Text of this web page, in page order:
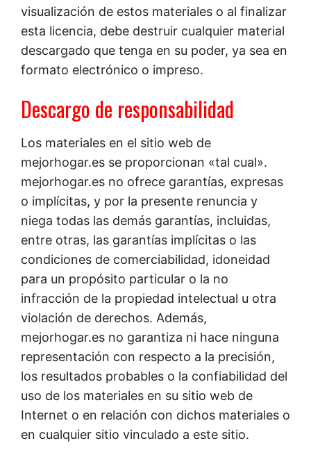
visualización de estos materiales o al finalizar
esta licencia, debe destruir cualquier material
descargado que tenga en su poder, ya sea en
formato electrónico o impreso.
Descargo de responsabilidad
Los materiales en el sitio web de
mejorhogar.es se proporcionan «tal cual».
mejorhogar.es no ofrece garantías, expresas
o implícitas, y por la presente renuncia y
niega todas las demás garantías, incluidas,
entre otras, las garantías implícitas o las
condiciones de comerciabilidad, idoneidad
para un propósito particular o la no
infracción de la propiedad intelectual u otra
violación de derechos. Además,
mejorhogar.es no garantiza ni hace ninguna
representación con respecto a la precisión,
los resultados probables o la confiabilidad del
uso de los materiales en su sitio web de
Internet o en relación con dichos materiales o
en cualquier sitio vinculado a este sitio.